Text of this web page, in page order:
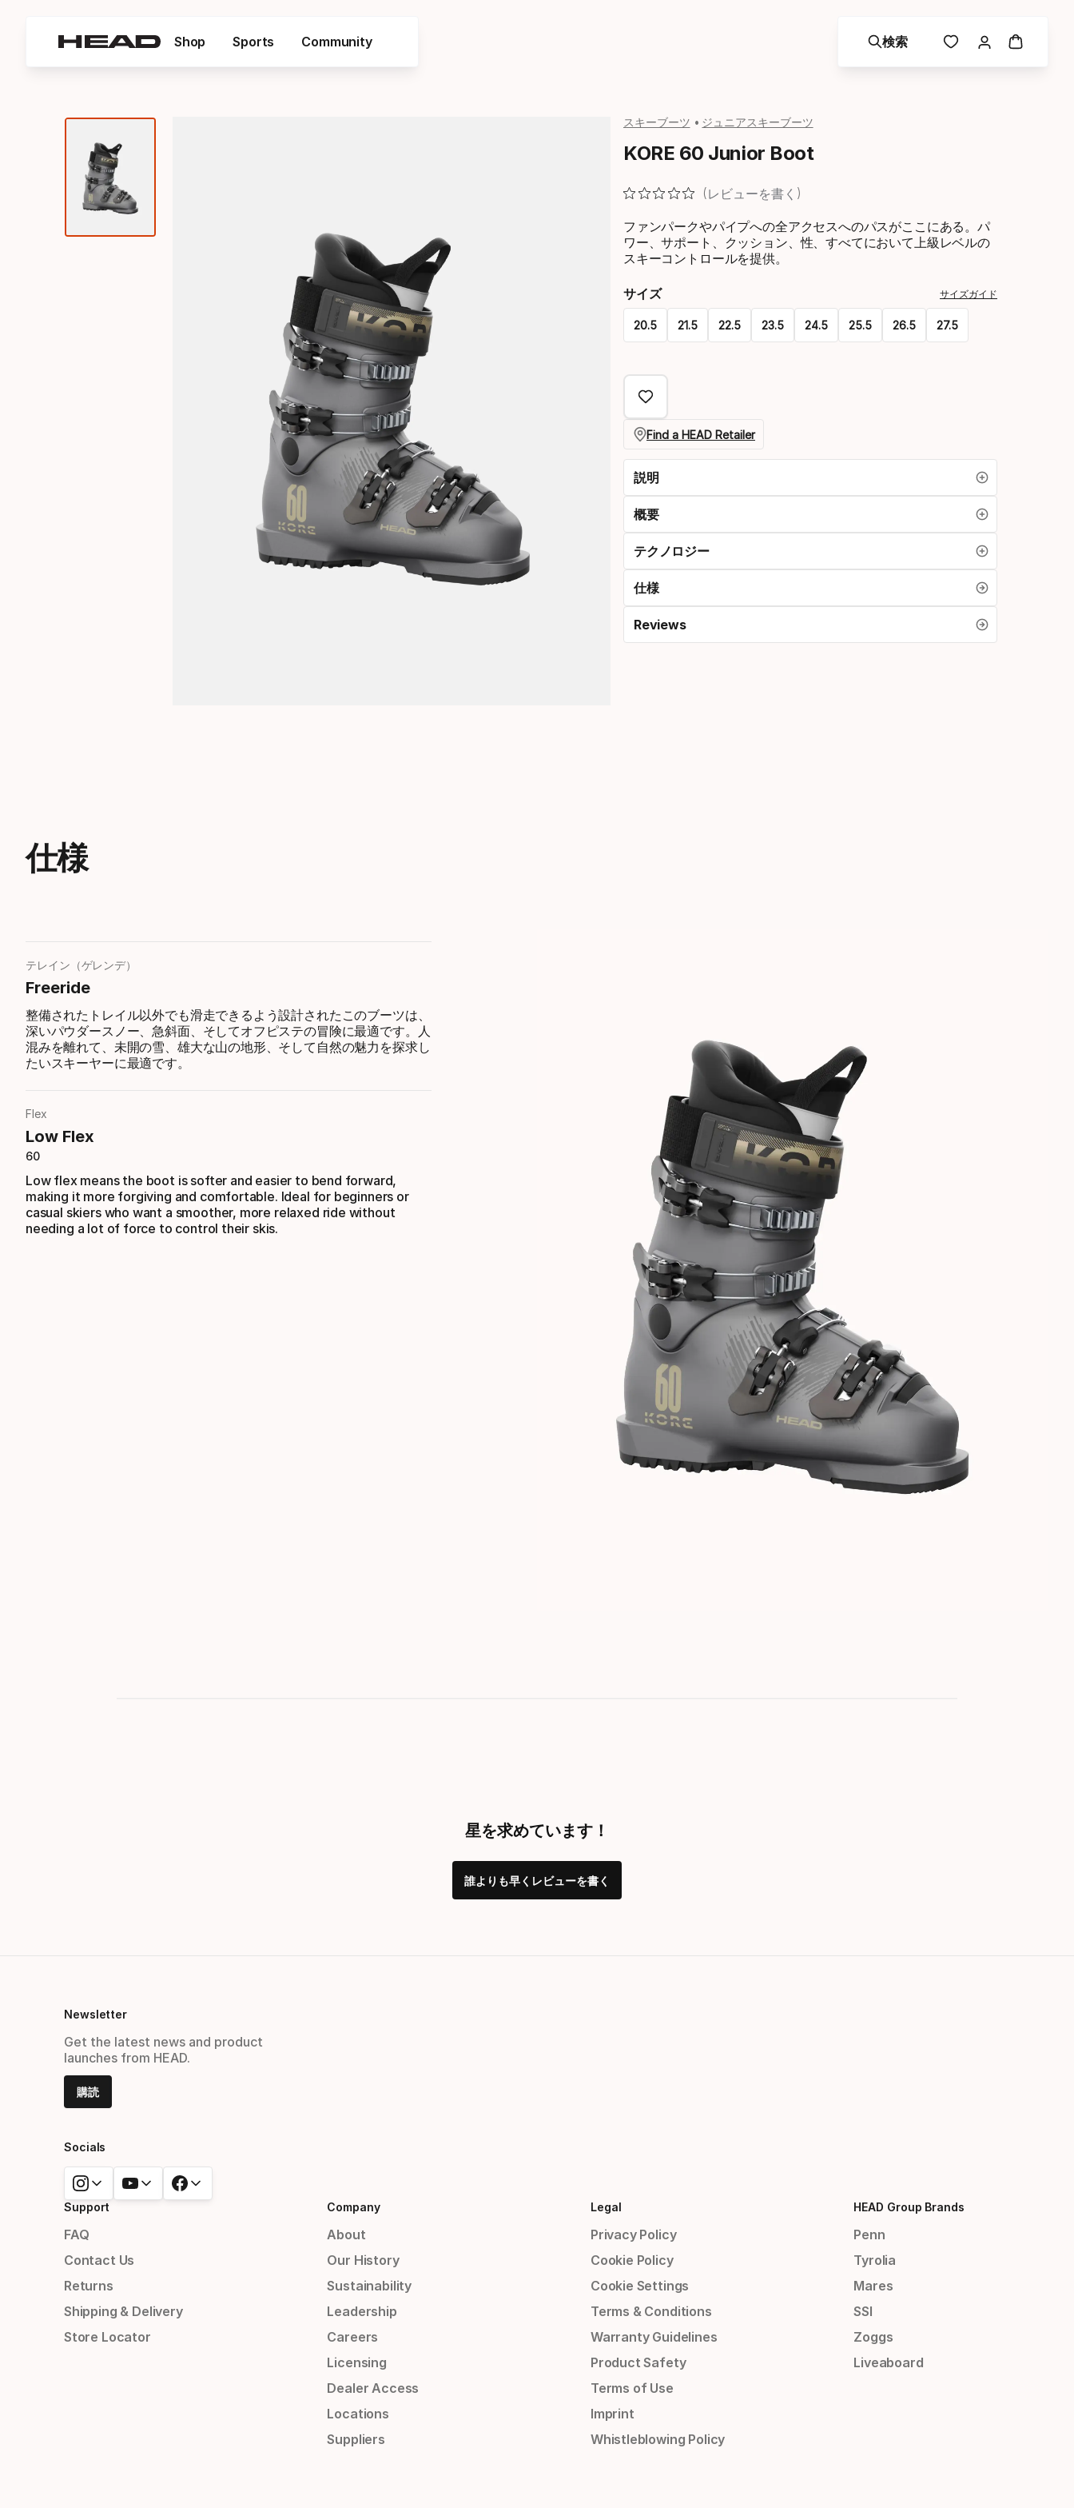
Shop Sports Community 検索
スキーブーツ ジュニアスキーブーツ
KORE 60 Junior Boot
レビューを書く
ファンパークやパイプへの全アクセスへのパスがここにある。パ
ワー、サポート、クッション、性、すべてにおいて上級レベルの
スキーコントロールを提供。
サイズ サイズガイド
20.5 21.5 22.5 23.5 24.5 25.5 26.5 27.5
select
option:
サ
イ
ズ
Find a HEAD Retailer
説明
概要
テクノロジー
仕様
Reviews
仕様
テレイン（ゲレンデ）
Freeride
整備されたトレイル以外でも滑走できるよう設計されたこのブーツは、
深いパウダースノー、急斜面、そしてオフピステの冒険に最適です。人
混みを離れて、未開の雪、雄大な山の地形、そして自然の魅力を探求し
たいスキーヤーに最適です。
Flex
Low Flex
60
Low flex means the boot is softer and easier to bend forward,
making it more forgiving and comfortable. Ideal for beginners or
casual skiers who want a smoother, more relaxed ride without
needing a lot of force to control their skis.
星を求めています！
誰よりも早くレビューを書く
Newsletter
Get the latest news and product
launches from HEAD.
購読
Socials
Support
FAQ
Contact Us
Returns
Shipping & Delivery
Store Locator
Company
About
Our History
Sustainability
Leadership
Careers
Licensing
Dealer Access
Locations
Suppliers
Legal
Privacy Policy
Cookie Policy
Cookie Settings
Terms & Conditions
Warranty Guidelines
Product Safety
Terms of Use
Imprint
Whistleblowing Policy
HEAD Group Brands
Penn
Tyrolia
Mares
SSI
Zoggs
Liveaboard